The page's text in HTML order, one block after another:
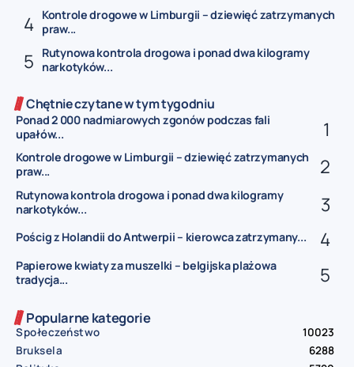
Kontrole drogowe w Limburgii – dziewięć zatrzymanych
praw...
Rutynowa kontrola drogowa i ponad dwa kilogramy
narkotyków...
Chętnie czytane w tym tygodniu
Ponad 2 000 nadmiarowych zgonów podczas fali
upałów...
Kontrole drogowe w Limburgii – dziewięć zatrzymanych
praw...
Rutynowa kontrola drogowa i ponad dwa kilogramy
narkotyków...
Pościg z Holandii do Antwerpii – kierowca zatrzymany...
Papierowe kwiaty za muszelki – belgijska plażowa
tradycja...
Popularne kategorie
Społeczeństwo
10023
Bruksela
6288